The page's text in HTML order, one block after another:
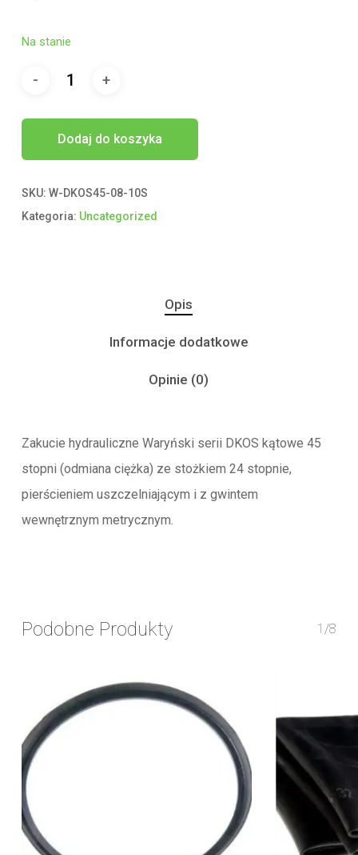
Na stanie
Dodaj do koszyka
SKU: W-DKOS45-08-10S
Kategoria: Uncategorized
Opis
Informacje dodatkowe
Opinie (0)
Zakucie hydrauliczne Waryński serii DKOS kątowe 45
stopni (odmiana ciężka) ze stożkiem 24 stopnie,
pierścieniem uszczelniającym i z gwintem
wewnętrznym metrycznym.
Podobne Produkty 1/8